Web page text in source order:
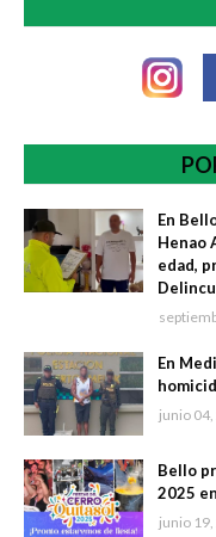
En
Henao
edad,
En
junio
Bello
2025
junio